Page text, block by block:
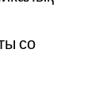
со